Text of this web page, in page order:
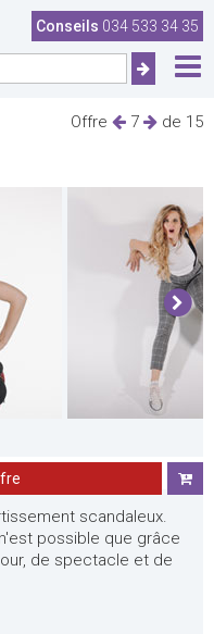
Conseils 034 533 34 35
Offre 7 de 15
scandaleux.
possible que grâce
de spectacle et de